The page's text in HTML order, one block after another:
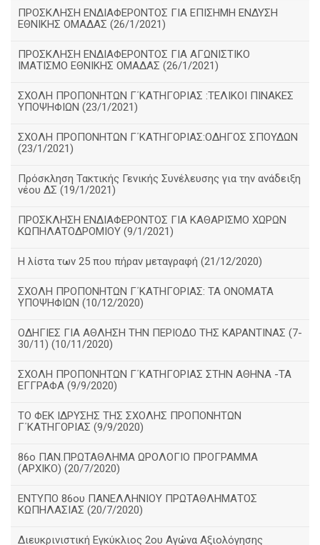
ΠΡΟΣΚΛΗΣΗ ΕΝΔΙΑΦΕΡΟΝΤΟΣ ΓΙΑ ΕΠΙΣΗΜΗ ΕΝΔΥΣΗ
ΕΘΝΙΚΗΣ ΟΜΑΔΑΣ (26/1/2021)
ΠΡΟΣΚΛΗΣΗ ΕΝΔΙΑΦΕΡΟΝΤΟΣ ΓΙΑ ΑΓΩΝΙΣΤΙΚΟ
ΙΜΑΤΙΣΜΟ ΕΘΝΙΚΗΣ ΟΜΑΔΑΣ (26/1/2021)
ΣΧΟΛΗ ΠΡΟΠΟΝΗΤΩΝ Γ΄ΚΑΤΗΓΟΡΙΑΣ :ΤΕΛΙΚΟΙ ΠΙΝΑΚΕΣ
ΥΠΟΨΗΦΙΩΝ (23/1/2021)
ΣΧΟΛΗ ΠΡΟΠΟΝΗΤΩΝ Γ΄ΚΑΤΗΓΟΡΙΑΣ:ΟΔΗΓΟΣ ΣΠΟΥΔΩΝ
(23/1/2021)
Πρόσκληση Τακτικής Γενικής Συνέλευσης για την ανάδειξη
νέου ΔΣ (19/1/2021)
ΠΡΟΣΚΛΗΣΗ ΕΝΔΙΑΦΕΡΟΝΤΟΣ ΓΙΑ ΚΑΘΑΡΙΣΜΟ ΧΩΡΩΝ
ΚΩΠΗΛΑΤΟΔΡΟΜΙΟΥ (9/1/2021)
Η λίστα των 25 που πήραν μεταγραφή (21/12/2020)
ΣΧΟΛΗ ΠΡΟΠΟΝΗΤΩΝ Γ΄ΚΑΤΗΓΟΡΙΑΣ: ΤΑ ΟΝΟΜΑΤΑ
ΥΠΟΨΗΦΙΩΝ (10/12/2020)
ΟΔΗΓΙΕΣ ΓΙΑ ΑΘΛΗΣΗ ΤΗΝ ΠΕΡΙΟΔΟ ΤΗΣ ΚΑΡΑΝΤΙΝΑΣ (7-
30/11) (10/11/2020)
ΣΧΟΛΗ ΠΡΟΠΟΝΗΤΩΝ Γ΄ΚΑΤΗΓΟΡΙΑΣ ΣΤΗΝ ΑΘΗΝΑ -ΤΑ
ΕΓΓΡΑΦΑ (9/9/2020)
TO ΦΕΚ ΙΔΡΥΣΗΣ ΤΗΣ ΣΧΟΛΗΣ ΠΡΟΠΟΝΗΤΩΝ
Γ΄ΚΑΤΗΓΟΡΙΑΣ (9/9/2020)
86o ΠΑΝ.ΠΡΩΤΑΘΛΗΜΑ ΩΡΟΛΟΓΙΟ ΠΡΟΓΡΑΜΜΑ
(ΑΡΧΙΚΟ) (20/7/2020)
ΕΝΤΥΠΟ 86ου ΠΑΝΕΛΛΗΝΙΟΥ ΠΡΩΤΑΘΛΗΜΑΤΟΣ
ΚΩΠΗΛΑΣΙΑΣ (20/7/2020)
Διευκρινιστική Εγκύκλιος 2ου Αγώνα Αξιολόγησης